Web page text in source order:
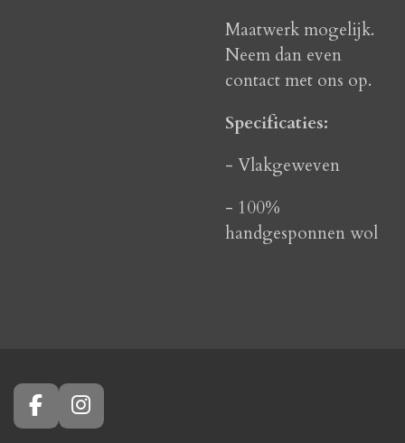
Maatwerk mogelijk.
Neem dan even
contact met ons op.
Specificaties:
- Vlakgeweven
- 100%
handgesponnen wol
F
a
I
n